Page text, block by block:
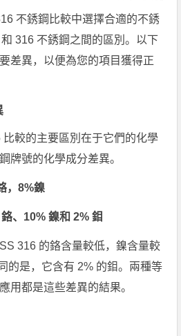
不銹鋼比較中選擇合適的不銹
316 不銹鋼之間的區別。以下
差異，以便為您的項目獲得正
比較的主要區別在于它們的化學
牌號的化學成分差異。
，8%鎳
、10% 鎳和 2% 鉬
316 的鉻含量較低，鎳含量較
的是，它含有 2% 的鉬。兩種等
用都是這些差異的結果。